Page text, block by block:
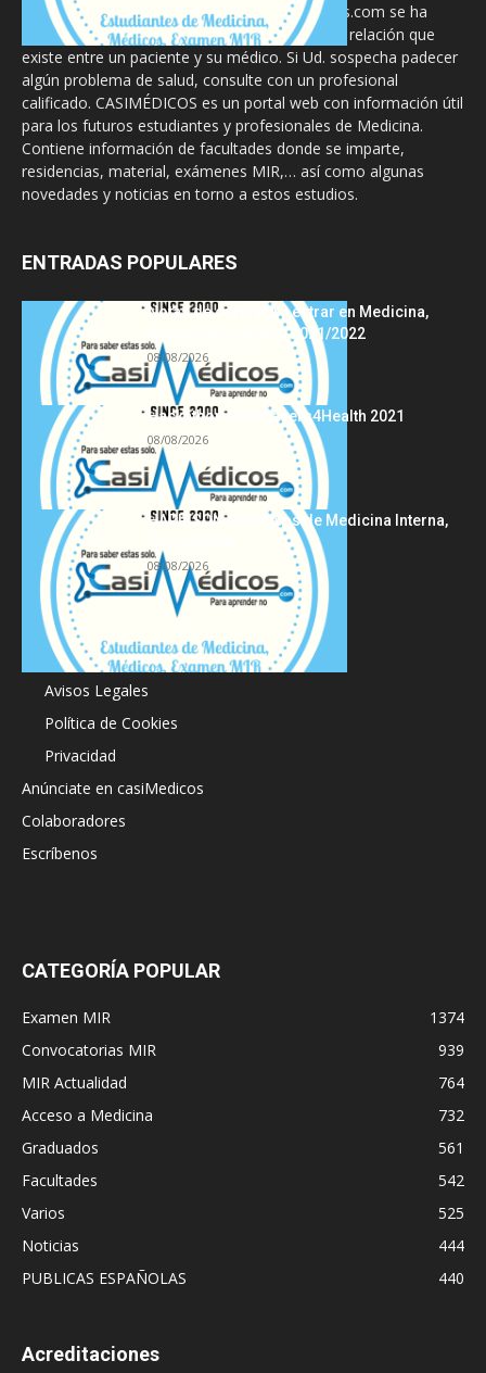
La información proporcionada en CasiMedicos.com se ha
diseñado para complementar, no substituir, la relación que
existe entre un paciente y su médico. Si Ud. sospecha padecer
algún problema de salud, consulte con un profesional
calificado. CASIMÉDICOS es un portal web con información útil
para los futuros estudiantes y profesionales de Medicina.
Contiene información de facultades donde se imparte,
residencias, material, exámenes MIR,… así como algunas
novedades y noticias en torno a estos estudios.
ENTRADAS POPULARES
Notas de corte para entrar en Medicina,
curso 2022/2023 vs 2021/2022
08/08/2026
Hackathon Innomakers4Health 2021
08/08/2026
HARRISON Principios de Medicina Interna,
08/08/2026
Acerca de
Avisos Legales
Política de Cookies
Privacidad
Anúnciate en casiMedicos
Colaboradores
Escríbenos
CATEGORÍA POPULAR
Examen MIR
1374
Convocatorias MIR
939
MIR Actualidad
764
Acceso a Medicina
732
Graduados
561
Facultades
542
Varios
525
Noticias
444
PUBLICAS ESPAÑOLAS
440
Acreditaciones